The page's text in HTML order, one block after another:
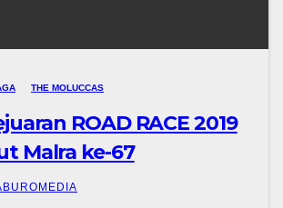
THE MOLUCCAS
ROAD RACE 2019
Malra ke-67